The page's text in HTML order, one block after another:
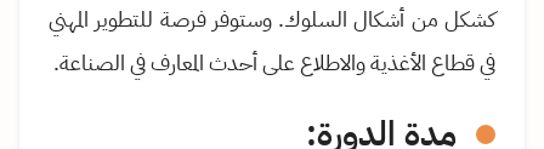
كشكل من أشكال السلوك. وستوفر فرصة للتطوير المهني
في قطاع الأغذية والاطلاع على أحدث المعارف في الصناعة.
مدة الدورة: